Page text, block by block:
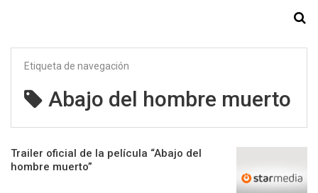
Etiqueta de navegación
Abajo del hombre muerto
Trailer oficial de la película “Abajo del
hombre muerto”